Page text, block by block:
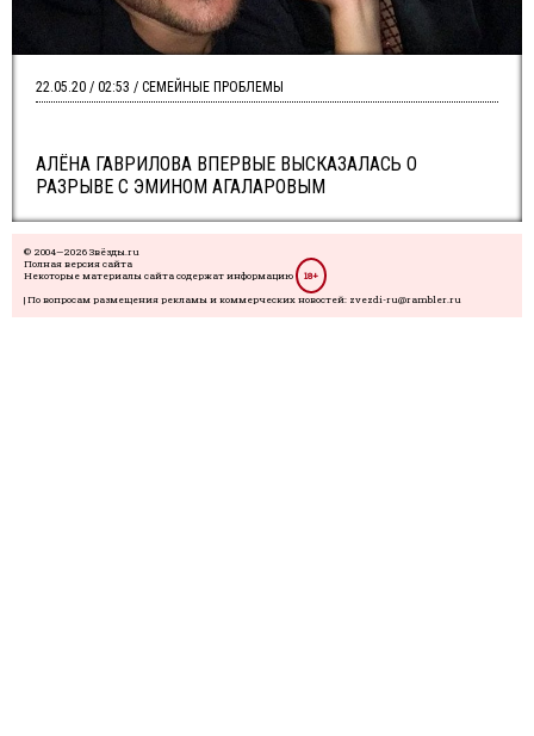
АЛЁНА ГАВРИЛОВА ВПЕРВЫЕ ВЫСКАЗАЛАСЬ О
РАЗРЫВЕ С ЭМИНОМ АГАЛАРОВЫМ
22.05.20 / 02:53 / СЕМЕЙНЫЕ ПРОБЛЕМЫ
© 2004—2026 Звёзды.ru
Полная версия сайта
Некоторые материалы сайта содержат информацию
18+
| По вопросам размещения рекламы и коммерческих новостей: zvezdi-ru@rambler.ru